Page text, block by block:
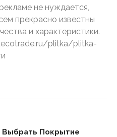
не нуждается,
прекрасно известны
и характеристики.
plitka/plitka-
Покрытие